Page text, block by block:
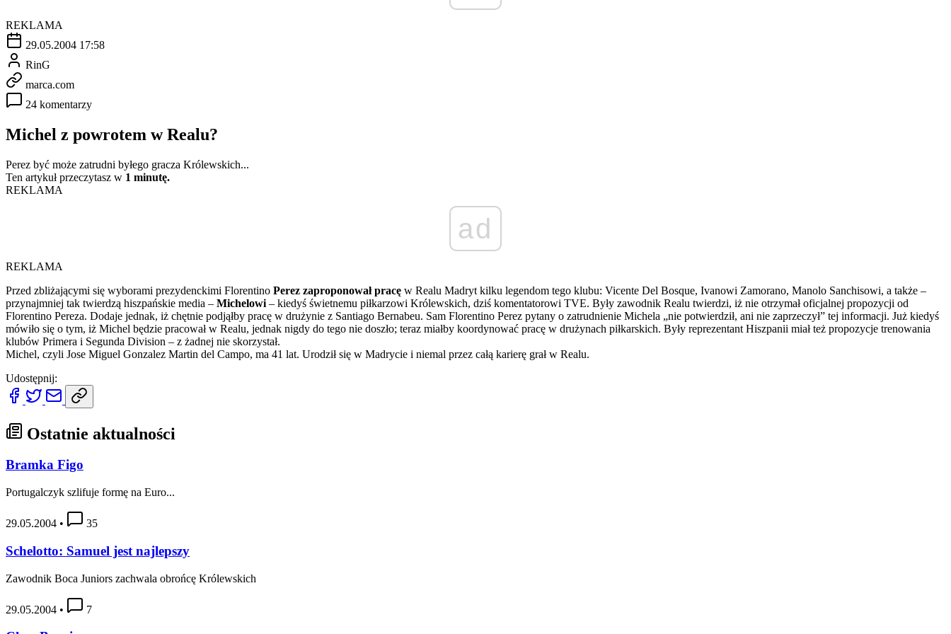
REKLAMA
29.05.2004 17:58
RinG
marca.com
24 komentarzy
Michel z powrotem w Realu?
Perez być może zatrudni byłego gracza Królewskich...
Ten artykuł przeczytasz w 1 minutę.
REKLAMA
ad
REKLAMA
Przed zbliżającymi się wyborami prezydenckimi Florentino Perez zaproponował pracę w Realu Madryt kilku legendom tego klubu: Vicente Del Bosque, Ivanowi Zamorano, Manolo Sanchisowi, a także –
przynajmniej tak twierdzą hiszpańskie media – Michelowi – kiedyś świetnemu piłkarzowi Królewskich, dziś komentatorowi TVE. Były zawodnik Realu twierdzi, iż nie otrzymał oficjalnej propozycji od
Florentino Pereza. Dodaje jednak, iż chętnie podjąłby pracę w drużynie z Santiago Bernabeu. Sam Florentino Perez pytany o zatrudnienie Michela „nie potwierdził, ani nie zaprzeczył” tej informacji. Już kiedyś
mówiło się o tym, iż Michel będzie pracował w Realu, jednak nigdy do tego nie doszło; teraz miałby koordynować pracę w drużynach piłkarskich. Były reprezentant Hiszpanii miał też propozycje trenowania
klubów Primera i Segunda Division – z żadnej nie skorzystał.
Michel, czyli Jose Miguel Gonzalez Martin del Campo, ma 41 lat. Urodził się w Madrycie i niemal przez całą karierę grał w Realu.
Udostępnij:
Ostatnie aktualności
Bramka Figo
Portugalczyk szlifuje formę na Euro...
29.05.2004 • 35
Schelotto: Samuel jest najlepszy
Zawodnik Boca Juniors zachwala obrońcę Królewskich
29.05.2004 • 7